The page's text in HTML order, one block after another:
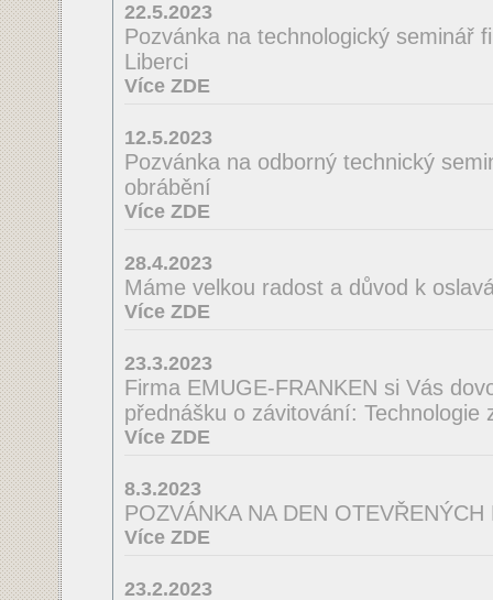
22.5.2023
Pozvánka na technologický seminář
Liberci
Více ZDE
12.5.2023
Pozvánka na odborný technický
obrábění
Více ZDE
28.4.2023
Máme velkou radost a důvod k
Více ZDE
23.3.2023
Firma EMUGE-FRANKEN si Vás
přednášku o závitování: Technologie
Více ZDE
8.3.2023
POZVÁNKA NA DEN OTEVŘENÝCH
Více ZDE
23.2.2023